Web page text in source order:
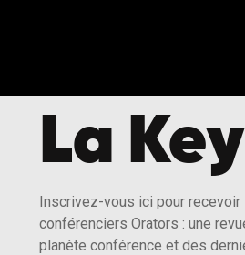
La
Inscrivez-vous ici pour recevoir
conférenciers Orators : une
planète conférence et des